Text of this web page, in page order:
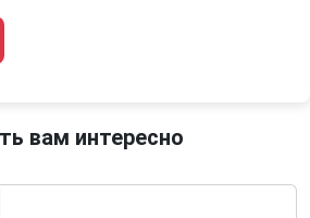
вам интересно